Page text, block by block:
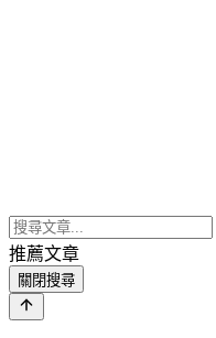
推薦文章
關閉搜尋